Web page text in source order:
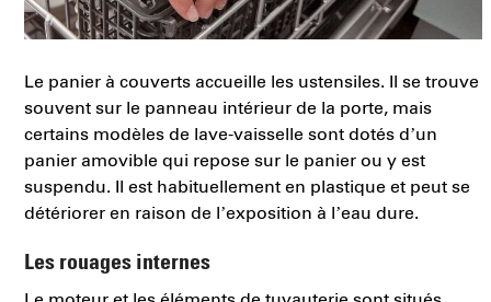
Le panier à couverts accueille les ustensiles. Il se trouve
souvent sur le panneau intérieur de la porte, mais
certains modèles de lave-vaisselle sont dotés d’un
panier amovible qui repose sur le panier ou y est
suspendu. Il est habituellement en plastique et peut se
détériorer en raison de l’exposition à l’eau dure.
Les rouages internes